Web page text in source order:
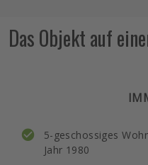
Das Objekt auf
5-geschossiges
Jahr 1980